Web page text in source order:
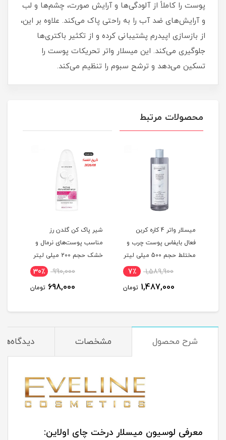
پوست را کاملاً از آلودگی‌ها و آرایش صورت، چشم‌ها و لب
و آرایش‌های ضد آب را به راحتی پاک می‌کند. علاوه بر این،
از بازسازی اپیدرم پشتیبانی کرده و از تکثیر باکتری‌ها
جلوگیری می‌کند. این میسلار واتر تحریکات پوست را
تسکین می‌دهد و ترشح سبوم را تنظیم می‌کند.
محصولات مرتبط
میسلار واتر 4 کاره کربن
فعال بایفاس پوست چرب و
مختلط حجم 500 میلی لیتر
1,589,900 7٪
1,487,000 تومان
شیر پاک کن گلدن رز
مناسب پوست‌های نرمال و
خشک حجم 200 میلی لیتر
990,000 30٪
698,000 تومان
شرح محصول مشخصات دیدگاه‌ها
معرفی لوسیون میسلار درخت چای اولاین: